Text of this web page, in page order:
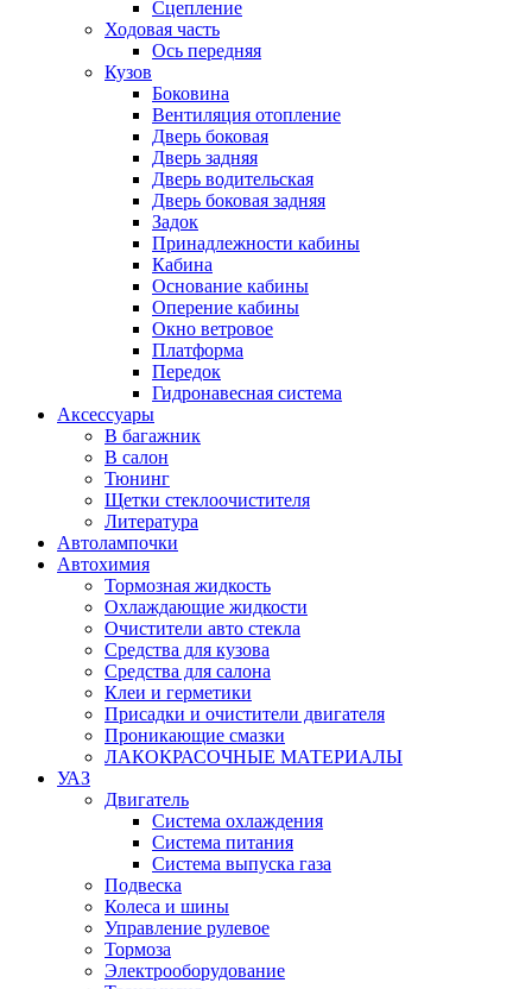
Сцепление
Ходовая часть
Ось передняя
Кузов
Боковина
Вентиляция отопление
Дверь боковая
Дверь задняя
Дверь водительская
Дверь боковая задняя
Задок
Принадлежности кабины
Кабина
Основание кабины
Оперение кабины
Окно ветровое
Платформа
Передок
Гидронавесная система
Аксессуары
В багажник
В салон
Тюнинг
Щетки стеклоочистителя
Литература
Автолампочки
Автохимия
Тормозная жидкость
Охлаждающие жидкости
Очистители авто стекла
Средства для кузова
Средства для салона
Клеи и герметики
Присадки и очистители двигателя
Проникающие смазки
ЛАКОКРАСОЧНЫЕ МАТЕРИАЛЫ
УАЗ
Двигатель
Система охлаждения
Система питания
Система выпуска газа
Подвеска
Колеса и шины
Управление рулевое
Тормоза
Электрооборудование